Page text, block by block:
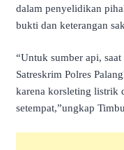
dalam penyelidikan
bukti dan keterangan
“Untuk sumber api,
Satreskrim Polres
karena korsleting listrik
setempat,”ungkap